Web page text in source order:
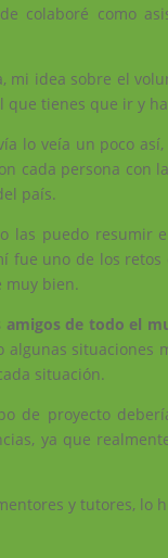
colaboré como
mi idea sobre el
tienes que ir y
lo veía un poco
cada persona con
país.
las puedo
fue uno de los
muy bien.
de todo el
algunas situaciones
situación.
de proyecto
ya que
y tutores, lo